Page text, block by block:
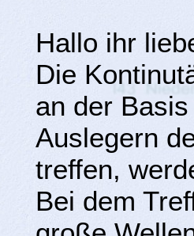
Hallo ihr
Die
an der
Auslegern
treffen,
Bei dem